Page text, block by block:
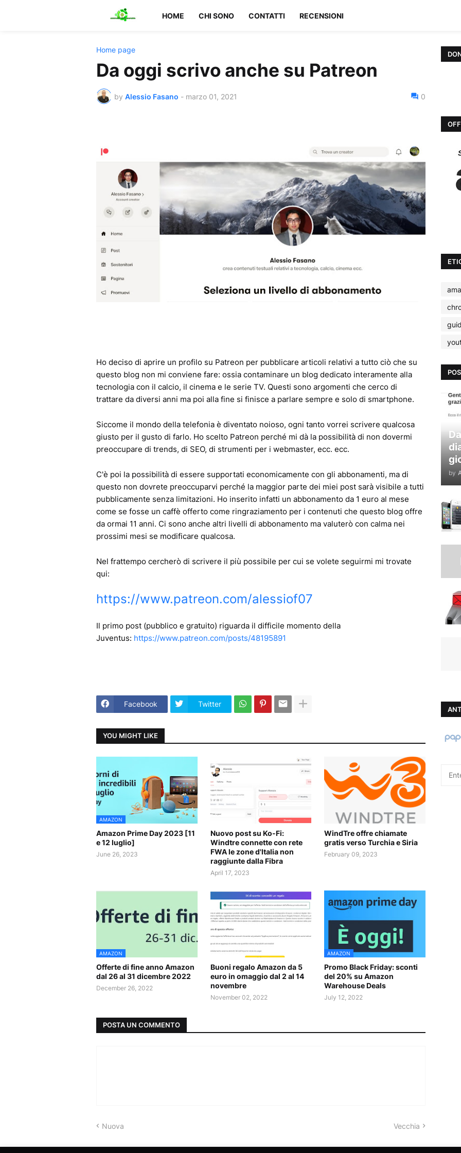
HOME CHI SONO CONTATTI RECENSIONI
Home page
Da oggi scrivo anche su Patreon
by Alessio Fasano - marzo 01, 2021 0
Ho deciso di aprire un profilo su Patreon per pubblicare articoli relativi a tutto ciò che su
questo blog non mi conviene fare: ossia contaminare un blog dedicato interamente alla
tecnologia con il calcio, il cinema e le serie TV. Questi sono argomenti che cerco di
trattare da diversi anni ma poi alla fine si finisce a parlare sempre e solo di smartphone.
Siccome il mondo della telefonia è diventato noioso, ogni tanto vorrei scrivere qualcosa
giusto per il gusto di farlo. Ho scelto Patreon perché mi dà la possibilità di non dovermi
preoccupare di trends, di SEO, di strumenti per i webmaster, ecc. ecc.
C'è poi la possibilità di essere supportati economicamente con gli abbonamenti, ma di
questo non dovrete preoccuparvi perché la maggior parte dei miei post sarà visibile a tutti
pubblicamente senza limitazioni. Ho inserito infatti un abbonamento da 1 euro al mese
come se fosse un caffè offerto come ringraziamento per i contenuti che questo blog offre
da ormai 11 anni. Ci sono anche altri livelli di abbonamento ma valuterò con calma nei
prossimi mesi se modificare qualcosa.
Nel frattempo cercherò di scrivere il più possibile per cui se volete seguirmi mi trovate
qui:
https://www.patreon.com/alessiof07
Il primo post (pubblico e gratuito) riguarda il difficile momento della
Juventus: https://www.patreon.com/posts/48195891
Facebook Twitter
YOU MIGHT LIKE
AMAZON
Amazon Prime Day 2023 [11
e 12 luglio]
June 26, 2023
Nuovo post su Ko-Fi:
Windtre connette con rete
FWA le zone d'Italia non
raggiunte dalla Fibra
April 17, 2023
WindTre offre chiamate
gratis verso Turchia e Siria
February 09, 2023
AMAZON
Offerte di fine anno Amazon
dal 26 al 31 dicembre 2022
December 26, 2022
Buoni regalo Amazon da 5
euro in omaggio dal 2 al 14
novembre
November 02, 2022
AMAZON
Promo Black Friday: sconti
del 20% su Amazon
Warehouse Deals
July 12, 2022
POSTA UN COMMENTO
Nuova Vecchia
by